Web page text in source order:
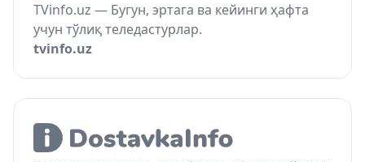
TVinfo.uz — Бугун, эртага ва кейинги ҳафта
учун тўлиқ теледастурлар.
tvinfo.uz